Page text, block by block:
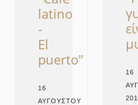
latino
-
El
puerto"
16
ΑΥΓΟΎΣΤΟΥ
16